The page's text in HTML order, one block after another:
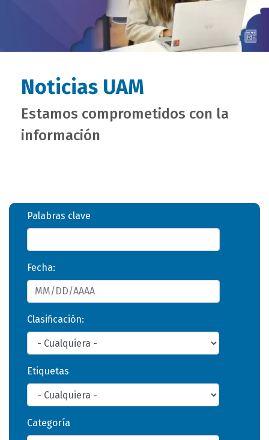
Noticias UAM
Estamos comprometidos con la
información
Palabras clave
Fecha:
Clasificación:
Etiquetas
Categoría